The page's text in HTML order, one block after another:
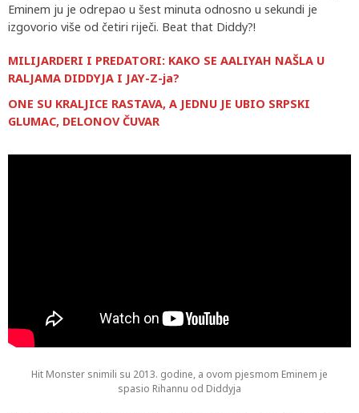
Eminem ju je odrepao u šest minuta odnosno u sekundi je
izgovorio više od četiri riječi. Beat that Diddy?!
MILIJARDERI I PREDATORI: KAKO SE AALIYAH NAŠLA U
RALJAMA DIDDYJA I JAY-Z-ja?
ONE SU KRALJICE RASTAVA, A JEDNU JE UBIO SRPSKI
GLUMAC, DELONOV ČUVAR
Hit Monster snimili su 2013. godine, a ovom pjesmom Eminem je
spasio Rihannu od Diddyja